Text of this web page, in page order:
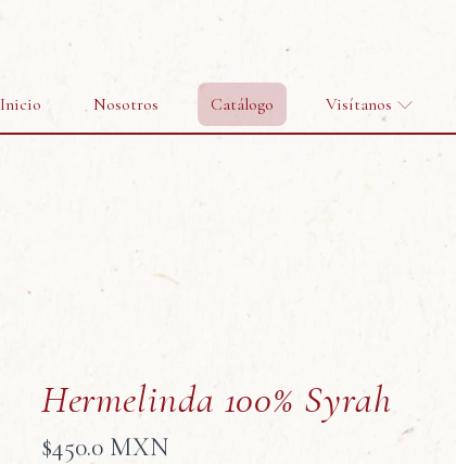
Inicio Nosotros Catálogo Visítanos
Hermelinda 100% Syrah
$450.0 MXN